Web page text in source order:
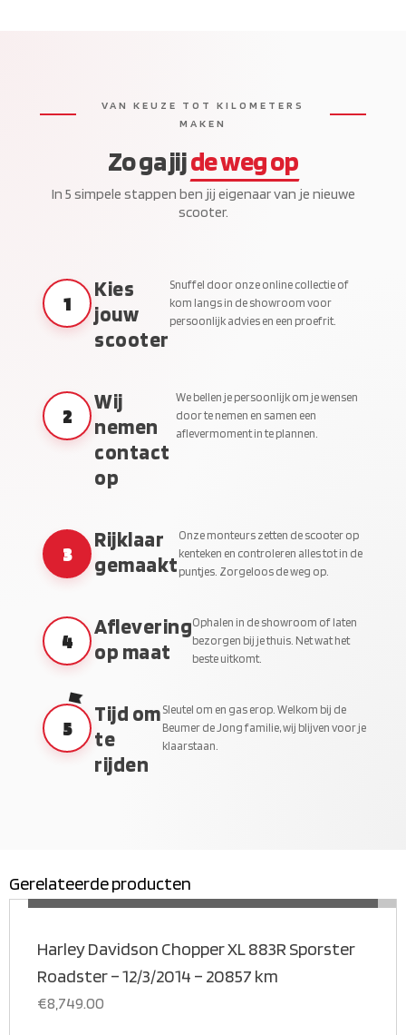
VAN KEUZE TOT KILOMETERS
MAKEN
Zo ga jijde weg op
In 5 simpele stappen ben jij eigenaar van je nieuwe
scooter.
1
Kies
jouw
scooter
Snuffel door onze online collectie of
kom langs in de showroom voor
persoonlijk advies en een proefrit.
2
Wij
nemen
contact
op
We bellen je persoonlijk om je wensen
door te nemen en samen een
aflevermoment in te plannen.
3
Rijklaar
gemaakt
Onze monteurs zetten de scooter op
kenteken en controleren alles tot in de
puntjes. Zorgeloos de weg op.
4
Aflevering
op maat
Ophalen in de showroom of laten
bezorgen bij je thuis. Net wat het
beste uitkomt.
5
Tijd om
te
rijden
Sleutel om en gas erop. Welkom bij de
Beumer de Jong familie, wij blijven voor je
klaarstaan.
Gerelateerde productenMEER INFORMATIE
Harley Davidson Chopper XL 883R Sporster
Roadster – 12/3/2014 – 20857 km
€8,749.00